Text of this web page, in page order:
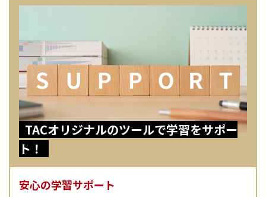
TACオリジナルのツールで学習をサポー
ト！
安心の学習サポート